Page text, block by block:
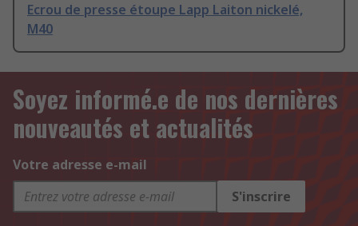
Ecrou de presse étoupe Lapp Laiton nickelé,
M40
Soyez informé.e de nos dernières
nouveautés et actualités
Votre adresse e-mail
S'inscrire